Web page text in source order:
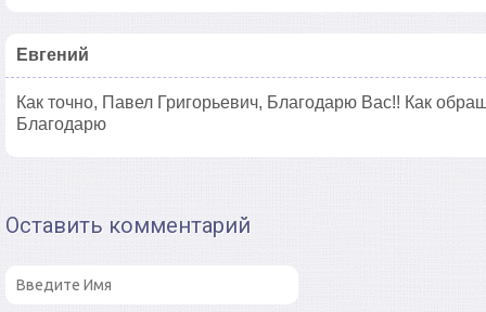
Евгений
Как точно, Павел Григорьевич, Благодарю Вас!! Как
Благодарю
Оставить комментарий